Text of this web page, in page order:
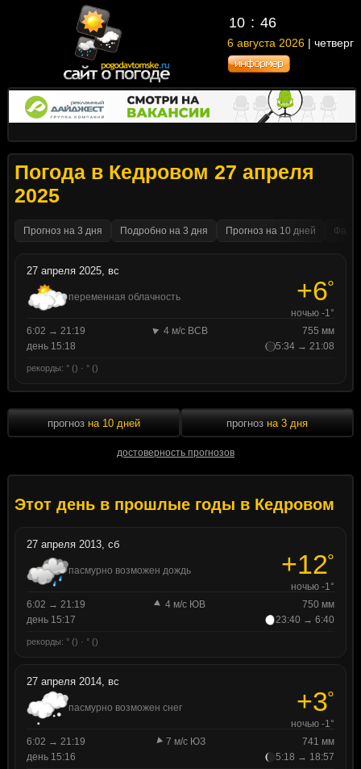
10 46
6 августа 2026 | четверг
Погода в Кедровом 27 апреля
2025
Прогноз на 3 дня Подробно на 3 дня Прогноз на 10 дней
27 апреля 2025, вс
переменная облачность +6°
ночью -1°
6:02 → 21:19
4 м/с ВСВ
755 мм
день 15:18
5:34 → 21:08
рекорды: ° () · ° ()
прогноз на 10 дней
достоверность прогнозов
прогноз на 3 дня
Этот день в прошлые годы в Кедровом
27 апреля 2013, сб
пасмурно возможен дождь +12°
ночью -1°
6:02 → 21:19
4 м/с ЮВ
750 мм
день 15:17
23:40 → 6:40
рекорды: ° () · ° ()
27 апреля 2014, вс
пасмурно возможен снег +3°
ночью -1°
6:02 → 21:19
7 м/с ЮЗ
741 мм
день 15:16
5:18 → 18:57